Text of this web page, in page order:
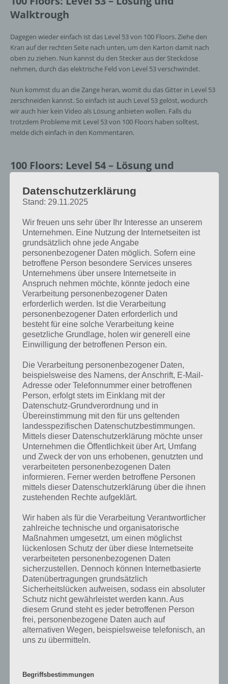
Walktrough
Dagegen wieder einfach ist das Level 53 von 100 Floors. Ziehe den
Kran auf der rechten Seite nach unten, um den Karton damit nach
oben zu ziehen. Nun kannst du den Stecker aus der Steckdose
nehmen, durch das elektrische Feld von Level 53 verschwindet.
Nun kommst du an die Zange heran, womit du das Gitter in Level 53
zerschneiden kannst. So einfach ist auch Level 53 gelöst, wodurch
wir auch hier kein Video als Lösung anbieten wollen. Falls du
trotzdem Probleme mit Level 53 von 100 Floors haben solltest,
melde dich einfach in den Kommentaren.
100 Floors: Level 54 – Lösung und
Erneut einen Code muss man in Level 54 von 100 Floors eingeben.
Codes benötigt.
Der Code von Level 54 lautet 03150405. Wer sich jetzt fragt, wie man
auf diese Lösung von Level 54 kommen soll, dem sei folgendes
gesagt. Unten rechts siehst du A=01 ist eine Chiffre und das Level
fragt dich nach der Lösung von dem “C-O-D-E”. Dabei entspricht
C=03, O=15, D=04 und E=05.
100 Floors: Level 55 – Lösung und
Walktrough
bemerkt, dass man hier die Bewegungssteuerung des Smartphones
bzw. Tablets nutzen muss. Es gilt das Tablet zu neigen, damit die
andere Hälfte der Tetris Elemente sichtbar werden. Diese müssen
nun so gesetzt werden, sodass das Bild perfekt passt. Das ist die
Lösung von Level 55. Da dieses so schwer erklärbar ist, haben wir
natürlich noch ein Video zur Lösung von Level 55 für 100 Floors für
euch:
100 Floors: Level 56 – Lösung und
Walktrough
Ist dir Minesweeper ein Begriff? Das Spiel gab und gibt es auf
liegen. Denke daran, dass auch oben rechts bzw. alle anderen
Datenschutzerklärung
Stand: 29.11.2025
Wir freuen uns sehr über Ihr Interesse an unserem
Unternehmen. Eine Nutzung der Internetseiten ist
grundsätzlich ohne jede Angabe
personenbezogener Daten möglich. Sofern eine
betroffene Person besondere Services unseres
Unternehmens über unsere Internetseite in
Anspruch nehmen möchte, könnte jedoch eine
Verarbeitung personenbezogener Daten
erforderlich werden. Ist die Verarbeitung
personenbezogener Daten erforderlich und
besteht für eine solche Verarbeitung keine
gesetzliche Grundlage, holen wir generell eine
Einwilligung der betroffenen Person ein.
Die Verarbeitung personenbezogener Daten,
beispielsweise des Namens, der Anschrift, E-Mail-
Adresse oder Telefonnummer einer betroffenen
Person, erfolgt stets im Einklang mit der
Datenschutz-Grundverordnung und in
Übereinstimmung mit den für uns geltenden
landesspezifischen Datenschutzbestimmungen.
Mittels dieser Datenschutzerklärung möchte unser
Unternehmen die Öffentlichkeit über Art, Umfang
und Zweck der von uns erhobenen, genutzten und
verarbeiteten personenbezogenen Daten
informieren. Ferner werden betroffene Personen
mittels dieser Datenschutzerklärung über die ihnen
zustehenden Rechte aufgeklärt.
Wir haben als für die Verarbeitung Verantwortlicher
zahlreiche technische und organisatorische
Maßnahmen umgesetzt, um einen möglichst
lückenlosen Schutz der über diese Internetseite
verarbeiteten personenbezogenen Daten
sicherzustellen. Dennoch können Internetbasierte
Datenübertragungen grundsätzlich
Sicherheitslücken aufweisen, sodass ein absoluter
Schutz nicht gewährleistet werden kann. Aus
diesem Grund steht es jeder betroffenen Person
frei, personenbezogene Daten auch auf
alternativen Wegen, beispielsweise telefonisch, an
uns zu übermitteln.
Begriffsbestimmungen